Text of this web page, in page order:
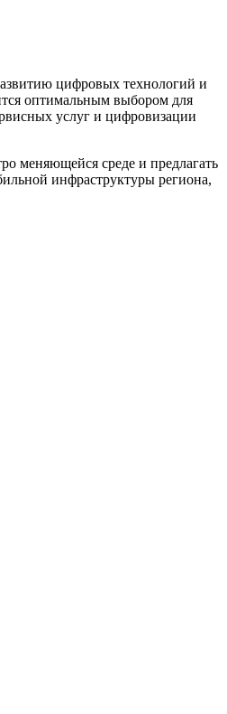
цифровых технологий и
оптимальным выбором для
услуг и цифровизации
меняющейся среде и предлагать
инфраструктуры региона,